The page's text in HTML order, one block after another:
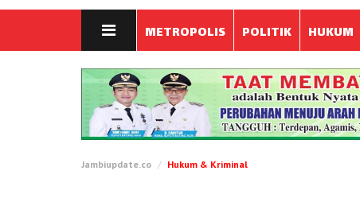
METROPOLIS POLITIK HUKUM
Jambiupdate.co Hukum & Kriminal